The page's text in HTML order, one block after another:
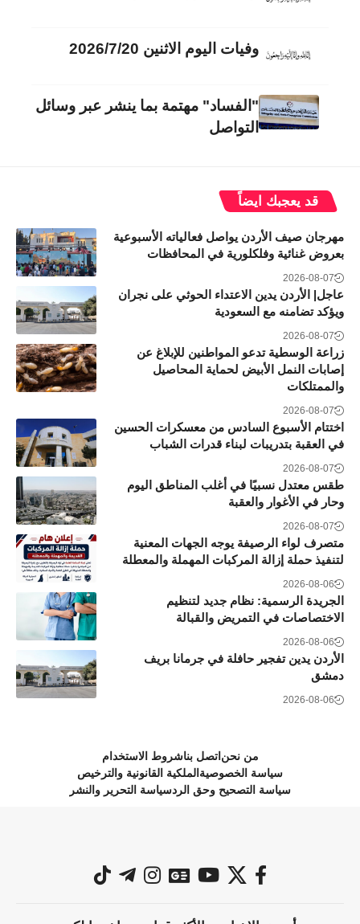
وفيات اليوم الاثنين 2026/7/20
"الفساد" مهتمة بما ينشر عبر وسائل
التواصل
قد يعجبك ايضاً
مهرجان صيف الأردن يواصل فعالياته الأسبوعية
بعروض غنائية وفلكلورية في المحافظات
2026-08-07
عاجل| الأردن يدين الاعتداء الحوثي على نجران
ويؤكد تضامنه مع السعودية
2026-08-07
زراعة الوسطية تدعو المواطنين للإبلاغ عن
إصابات النمل الأبيض لحماية المحاصيل
والممتلكات
2026-08-07
اختتام الأسبوع السادس من معسكرات الحسين
في العقبة بتدريبات لبناء قدرات الشباب
2026-08-07
طقس معتدل نسبيًا في أغلب المناطق اليوم
وحار في الأغوار والعقبة
2026-08-07
متصرف لواء الرصيفة يوجه الجهات المعنية
لتنفيذ حملة إزالة المركبات المهملة والمعطلة
2026-08-06
الجريدة الرسمية: نظام جديد لتنظيم
الاختصاصات في التمريض والقبالة
2026-08-06
الأردن يدين تفجير حافلة في جرمانا بريف
دمشق
2026-08-06
من نحن اتصل بناشروط الاستخدام
سياسة الخصوصية الملكية القانونية والترخيص
سياسة التصحيح وحق الردسياسة التحرير والنشر